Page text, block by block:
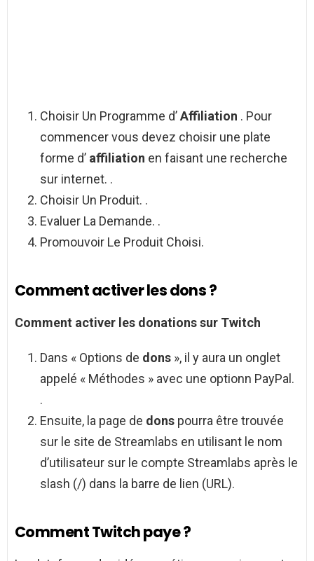
Choisir Un Programme d’Affiliation . Pour
commencer vous devez choisir une plate
forme d’ affiliation en faisant une recherche
sur internet. .
Choisir Un Produit. .
Evaluer La Demande. .
Promouvoir Le Produit Choisi.
Comment activer les dons ?
Comment activer les donations sur Twitch
Dans « Options de dons », il y aura un onglet
appelé « Méthodes » avec une optionn PayPal.
.
Ensuite, la page de dons pourra être trouvée
sur le site de Streamlabs en utilisant le nom
d’utilisateur sur le compte Streamlabs après le
slash (/) dans la barre de lien (URL).
Comment Twitch paye ?